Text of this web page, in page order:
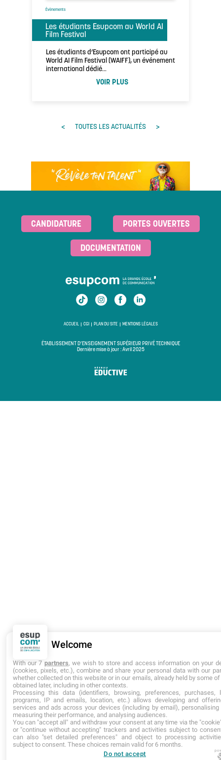
Évènements
Les étudiants Esupcom au World AI
Film Festival
Les étudiants d’Esupcom ont participé au
World AI Film Festival (WAIFF), un événement
international dédié…
VOIR PLUS
< TOUTES LES ACTUALITÉS >
CANDIDATURE PORTES OUVERTES
DOCUMENTATION
ACCUEIL CGI PLAN DU SITE MENTIONS LÉGALES
ÉTABLISSEMENT D’ENSEIGNEMENT SUPÉRIEUR PRIVÉ TECHNIQUE
Dernière mise à jour : Avril 2025
Welcome
With our 7 partners, we wish to store and access information on your
(cookies, pixels, etc.), combine and share your personal data with our
whether collected on this website or in our emails, already held by some
obtained later, including in other contexts.
Processing this data (identifiers, browsing, preferences, purchases,
programs, IP and emails, location, etc.) allows developing and
services and ads across your devices (including by email), personalising
measuring their performance, and analysing audiences.
You can "accept all" and withdraw your consent at any time via the
or "continue without accepting" trackers and activities subject to
can also "set detailed preferences" and object to processing
subject to consent. These choices remain valid for 6 months.
Do not accept